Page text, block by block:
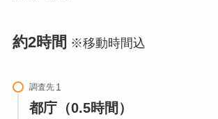
約2時間 ※移動時間込
調査先
都庁（0.5時間）